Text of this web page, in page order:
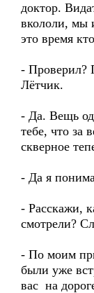
доктор.
вкололи, мы
это время
- Проверил?
Лётчик.
- Да. Вещь
тебе, что за
скверное
- Да я
- Расскажи,
смотрели?
- По моим
были уже
вас на